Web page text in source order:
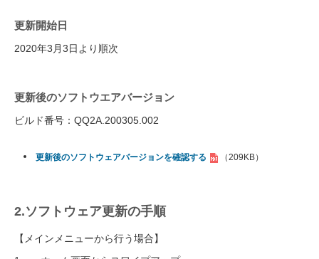
更新開始日
2020年3月3日より順次
更新後のソフトウエアバージョン
ビルド番号：QQ2A.200305.002
更新後のソフトウェアバージョンを確認する （209KB）
2.ソフトウェア更新の手順
【メインメニューから行う場合】